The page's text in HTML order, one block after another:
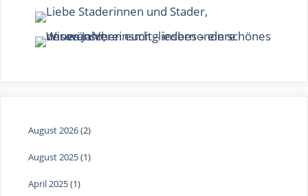
August 2026(2)
August 2025(1)
April 2025(1)